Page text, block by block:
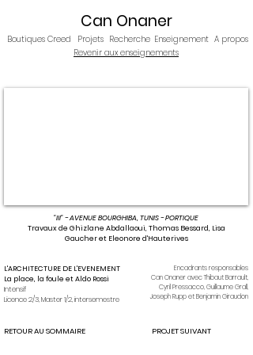
Can Onaner
Boutiques Creed Projets Recherche Enseignement A propos
Revenir aux enseignements
"III" - AVENUE BOURGHIBA, TUNIS - PORTIQUE
Travaux de Ghizlane Abdallaoui, Thomas Bessard, Lisa
Gaucher et Eleonore d'Hauterives
L'ARCHITECTURE DE L'EVENEMENT
La place, la foule et Aldo Rossi
Intensif
Licence 2/3, Master 1/2, intersemestre
Encadrants responsables
Can Onaner avec Thibaut Barrault,
Cyril Pressacco, Guillaume Grall,
Joseph Ruppet Benjamin Giraudon
RETOUR AU SOMMAIRE PROJET SUIVANT